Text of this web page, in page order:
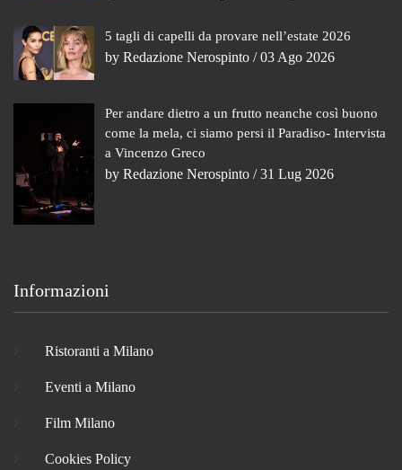
5 tagli di capelli da provare nell’estate 2026
by Redazione Nerospinto / 03 Ago 2026
Per andare dietro a un frutto neanche così buono
come la mela, ci siamo persi il Paradiso- Intervista
a Vincenzo Greco
by Redazione Nerospinto / 31 Lug 2026
Informazioni
Ristoranti a Milano
Eventi a Milano
Film Milano
Cookies Policy